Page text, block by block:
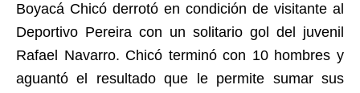
Boyacá Chicó derrotó en condición de visitante al
Deportivo Pereira con un solitario gol del juvenil
Rafael Navarro. Chicó terminó con 10 hombres y
aguantó el resultado que le permite sumar sus